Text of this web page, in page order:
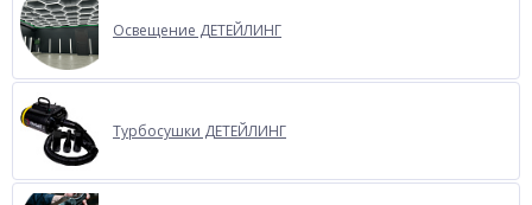
Освещение ДЕТЕЙЛИНГ
Турбосушки ДЕТЕЙЛИНГ